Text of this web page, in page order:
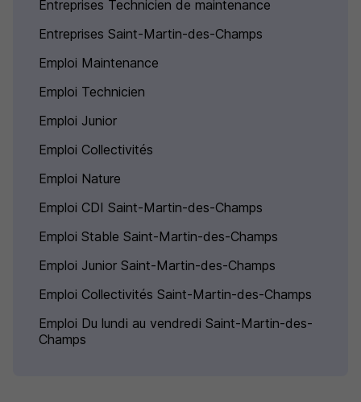
Entreprises Technicien de maintenance
Entreprises Saint-Martin-des-Champs
Emploi Maintenance
Emploi Technicien
Emploi Junior
Emploi Collectivités
Emploi Nature
Emploi CDI Saint-Martin-des-Champs
Emploi Stable Saint-Martin-des-Champs
Emploi Junior Saint-Martin-des-Champs
Emploi Collectivités Saint-Martin-des-Champs
Emploi Du lundi au vendredi Saint-Martin-des-
Champs